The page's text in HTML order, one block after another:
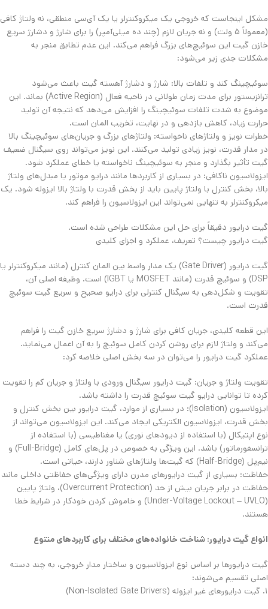
​مشکل اینجاست که خروجی یک میکروکنترلر یا یک آی‌سی منطقی، نه ولتاژ کافی
(معمولاً ۵ ولت) و نه جریان لازم (چند ده میلی‌آمپر) را برای شارژ و دشارژ سریع
خازن گیت این سوئیچ‌های بزرگ فراهم می‌کند. این عدم تطابق منجر به
مشکلات جدی زیر می‌شود:
​سوئیچینگ کند و تلفات بالا: شارژ و دشارژ آهسته گیت باعث می‌شود
ترانزیستور برای مدت زمان طولانی در ناحیه فعال (Active Region) بماند. این
موضوع به شدت تلفات سوئیچینگ را افزایش می‌دهد که نتیجه آن تولید
حرارت زیاد، کاهش بازدهی و در نهایت، تخریب المان است.
​خطرات نویز و ولتاژهای ناخواسته: ولتاژهای بزرگ و جریان‌های سوئیچینگ بالا
در مدار قدرت، نویز زیادی تولید می‌کنند. این نویز می‌تواند روی سیگنال ضعیف
گیت تأثیر بگذارد و منجر به سوئیچینگ ناخواسته یا خطای عملکرد شود.
​ایزولاسیون ناکافی: در بسیاری از کاربردها مانند درایو موتور یا مبدل‌های ولتاژ
بالا، بخش کنترل با ولتاژ پایین باید از بخش قدرت با ولتاژ بالا ایزوله شود. یک
میکروکنترلر به تنهایی نمی‌تواند این ایزولاسیون را فراهم کند.
​گیت درایور دقیقاً برای حل این مشکلات طراحی شده است.
​گیت درایور چیست؟ تعریف، عملکرد و اجزای کلیدی
گیت درایور (Gate Driver) یک مدار واسط بین المان کنترل (مانند میکروکنترلر یا
DSP) و سوئیچ قدرت (مانند MOSFET یا IGBT) است. وظیفه اصلی آن،
تقویت و شکل‌دهی به سیگنال کنترلی برای درایو صحیح و سریع گیت سوئیچ
قدرت است.
​این قطعه کلیدی، جریان کافی برای شارژ و دشارژ سریع خازن گیت را فراهم
می‌کند و ولتاژ لازم برای روشن کردن کامل سوئیچ را به آن اعمال می‌نماید.
عملکرد گیت درایور را می‌توان در سه بخش اصلی خلاصه کرد:
​تقویت ولتاژ و جریان: گیت درایور سیگنال ورودی با ولتاژ و جریان کم را تقویت
کرده تا توانایی درایو گیت سوئیچ قدرت را داشته باشد.
​ایزولاسیون (Isolation): در بسیاری از موارد، گیت درایور بین بخش کنترل و
بخش قدرت، ایزولاسیون الکتریکی ایجاد می‌کند. این ایزولاسیون می‌تواند از
نوع اپتیکال (با استفاده از دیودهای نوری) یا مغناطیسی (با استفاده از
ترانسفورماتور) باشد. این ویژگی به خصوص در پل‌های کامل (Full-Bridge) و
نیم‌پل (Half-Bridge) که گیت‌ها ولتاژهای شناور دارند، حیاتی است.
​حفاظت: بسیاری از گیت درایورهای مدرن دارای ویژگی‌های حفاظتی داخلی مانند
حفاظت در برابر جریان بیش از حد (Overcurrent Protection)، ولتاژ پایین
(Under-Voltage Lockout – UVLO) و خاموش کردن خودکار در شرایط خطا
هستند.
​انواع گیت درایور: شناخت خانواده‌های مختلف برای کاربردهای متنوع
گیت درایورها بر اساس نوع ایزولاسیون و ساختار مدار خروجی، به چند دسته
اصلی تقسیم می‌شوند:
۱. گیت درایورهای غیر ایزوله (Non-Isolated Gate Drivers)